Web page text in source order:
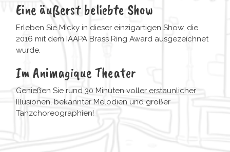
Eine äußerst beliebte Show
Erleben Sie Micky in dieser einzigartigen Show, die
2016 mit dem IAAPA Brass Ring Award ausgezeichnet
wurde.
Im Animagique Theater
Genießen Sie rund 30 Minuten voller erstaunlicher
Illusionen, bekannter Melodien und großer
Tanzchoreographien!